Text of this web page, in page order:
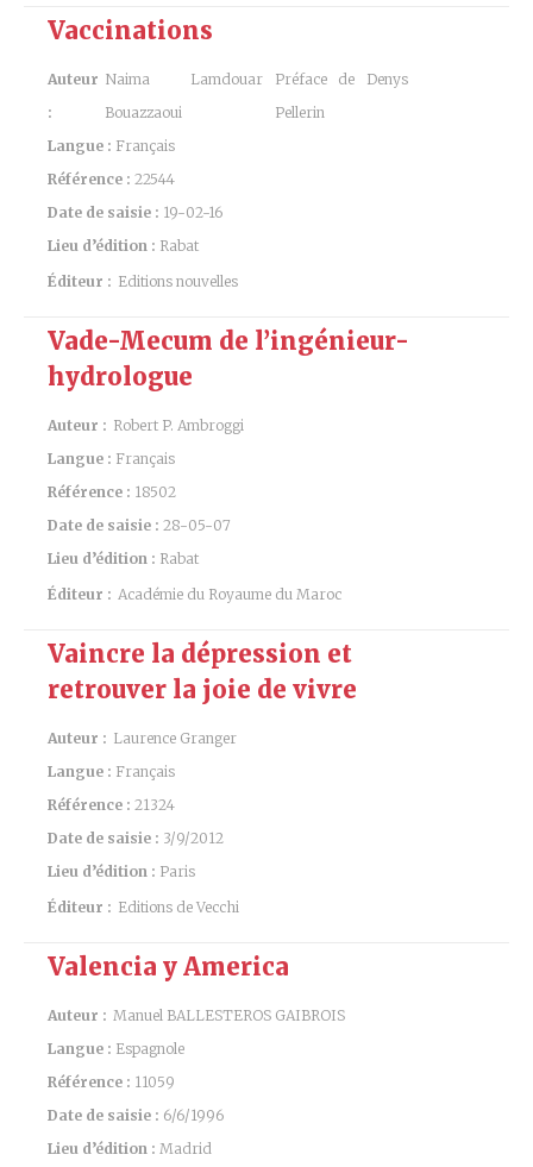
Vaccinations
Auteur
:
Naima Lamdouar
Bouazzaoui
Préface de Denys
Pellerin
Langue : Français
Référence : 22544
Date de saisie : 19-02-16
Lieu d’édition : Rabat
Éditeur : Editions nouvelles
Vade-Mecum de l’ingénieur-
hydrologue
Auteur : Robert P. Ambroggi
Langue : Français
Référence : 18502
Date de saisie : 28-05-07
Lieu d’édition : Rabat
Éditeur : Académie du Royaume du Maroc
Vaincre la dépression et
retrouver la joie de vivre
Auteur : Laurence Granger
Langue : Français
Référence : 21324
Date de saisie : 3/9/2012
Lieu d’édition : Paris
Éditeur : Editions de Vecchi
Valencia y America
Auteur : Manuel BALLESTEROS GAIBROIS
Langue : Espagnole
Référence : 11059
Date de saisie : 6/6/1996
Lieu d’édition : Madrid